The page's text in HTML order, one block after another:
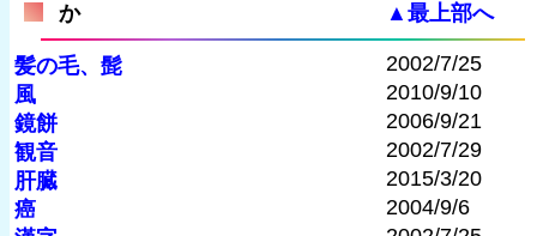
か ▲最上部へ
髪の毛、髭
2002/7/25
風
2010/9/10
鏡餅
2006/9/21
観音
2002/7/29
肝臓
2015/3/20
癌
2004/9/6